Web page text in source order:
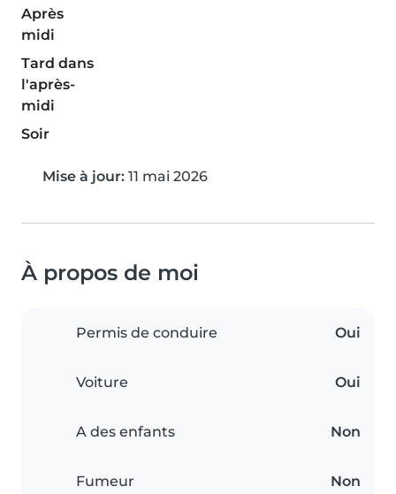
Après
midi
Tard dans
l'après-
midi
Soir
Mise à jour: 11 mai 2026
À propos de moi
Permis de conduire Oui
Voiture Oui
A des enfants Non
Fumeur Non